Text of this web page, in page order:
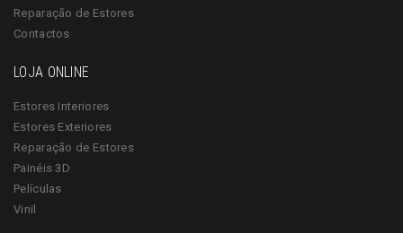
Reparação de Estores
Contactos
LOJA ONLINE
Estores Interiores
Estores Exteriores
Reparação de Estores
Painéis 3D
Películas
Vinil